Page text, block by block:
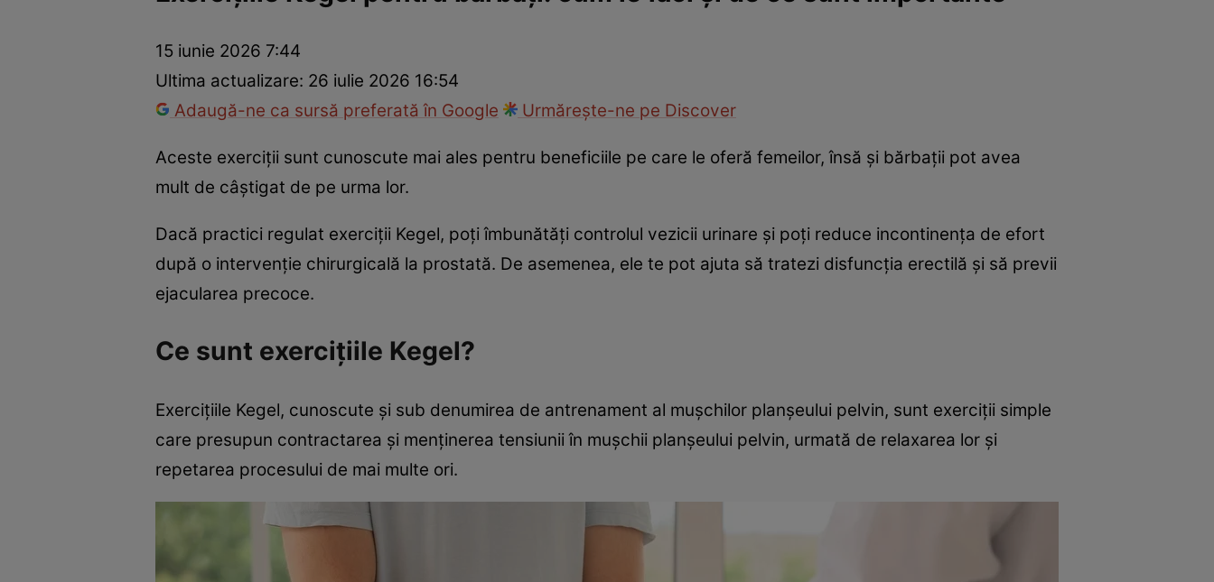
Prevenție și tratamentRemedii naturiste
15 iunie 2026 7:44
Ultima actualizare: 26 iulie 2026 16:54
Adaugă-ne ca sursă preferată în Google
Urmărește-ne pe Discover
Aceste exerciții sunt cunoscute mai ales pentru beneficiile pe care le oferă femeilor, însă și bărbații pot avea
mult de câștigat de pe urma lor.
Dacă practici regulat exerciții Kegel, poți îmbunătăți controlul vezicii urinare și poți reduce incontinența de efort
după o intervenție chirurgicală la prostată. De asemenea, ele te pot ajuta să tratezi disfuncția erectilă și să previi
ejacularea precoce.
Ce sunt exercițiile Kegel?
Exercițiile Kegel, cunoscute și sub denumirea de antrenament al mușchilor planșeului pelvin, sunt exerciții simple
care presupun contractarea și menținerea tensiunii în mușchii planșeului pelvin, urmată de relaxarea lor și
repetarea procesului de mai multe ori.